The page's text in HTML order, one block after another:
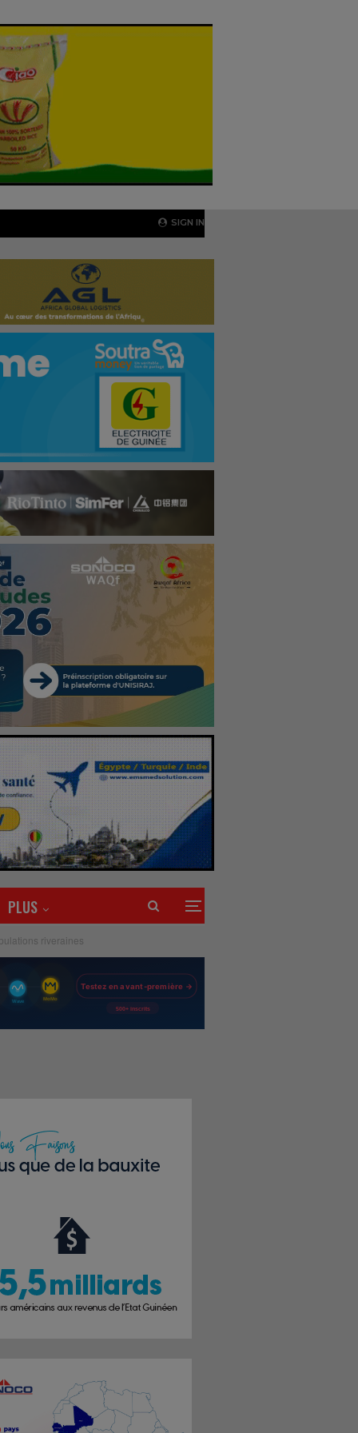
SIGN IN
PLUS
riveraines